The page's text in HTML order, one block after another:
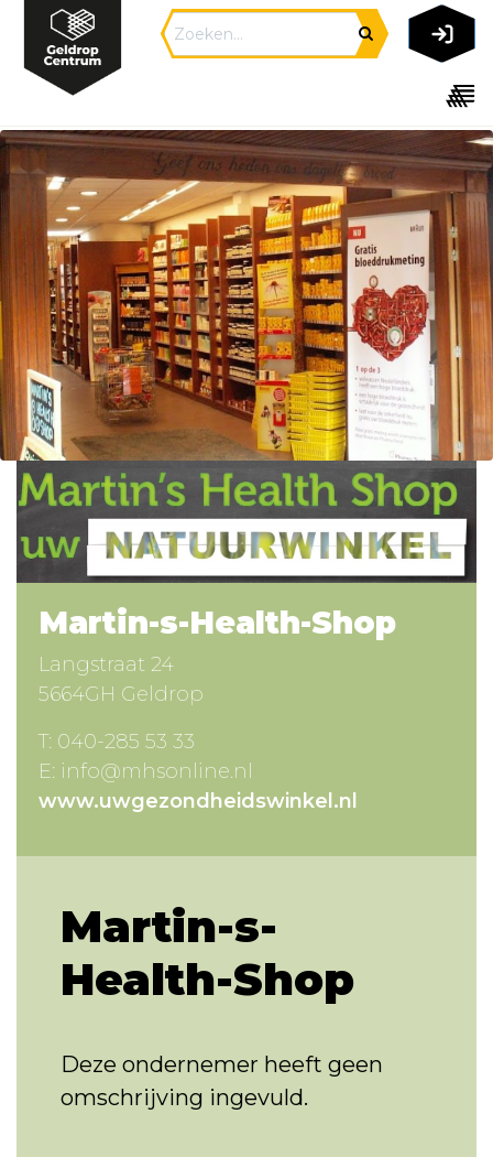
Martin-s-Health-Shop
Langstraat 24
5664GH Geldrop
T: 040-285 53 33
E: info@mhsonline.nl
www.uwgezondheidswinkel.nl
Martin-s-
Health-Shop
Deze ondernemer heeft geen
omschrijving ingevuld.